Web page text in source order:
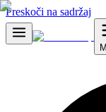
Preskoči na sadržaj